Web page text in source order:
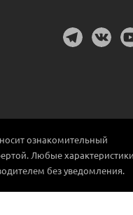
носит ознакомительный
Любые
без уведомления.